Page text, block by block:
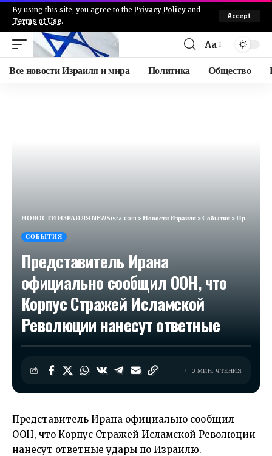
By using this site, you agree to the Privacy Policy and
Terms of Use.
Accept
Aa
Все новости Израиля и мира Политика Общество
НОВОСТИ ИЗРАИЛЯ NEWSisra.com >Новости Израиля>События>Представитель Ирана официально сообщил ООН, что Корпус Стражей Исламской Революции нанесут ответные
СОБЫТИЯ
Представитель Ирана
официально сообщил ООН, что
Корпус Стражей Исламской
Революции нанесут ответные
0 МИН. ЧТЕНИЯ
Представитель Ирана официально сообщил
ООН, что Корпус Стражей Исламской Революции
нанесут ответные удары по Израилю.